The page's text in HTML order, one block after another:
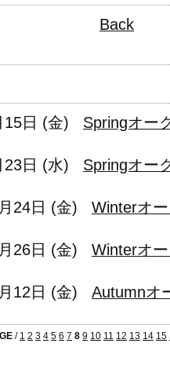
Back
15日 (金) Springオー
23日 (水) Springオー
24日 (金) Winterオ
26日 (金) Winterオ
12日 (金) Autumnオ
/ 1 2 3 4 5 6 7 8 9 10 11 12 13 14 15